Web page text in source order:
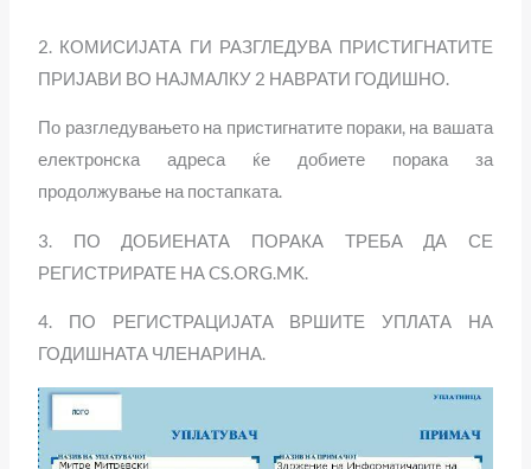
2. КОМИСИЈАТА ГИ РАЗГЛЕДУВА ПРИСТИГНАТИТЕ
ПРИЈАВИ ВО НАЈМАЛКУ 2 НАВРАТИ ГОДИШНО.
По разгледувањето на пристигнатите пораки, на вашата
електронска адреса ќе добиете порака за
продолжување на постапката.
3. ПО ДОБИЕНАТА ПОРАКА ТРЕБА ДА СЕ
РЕГИСТРИРАТЕ НА CS.ORG.MK.
4. ПО РЕГИСТРАЦИЈАТА ВРШИТЕ УПЛАТА НА
ГОДИШНАТА ЧЛЕНАРИНА.